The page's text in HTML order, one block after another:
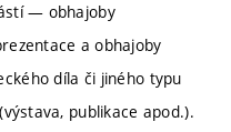
— obhajoby
a obhajoby
díla či jiného typu
publikace apod.).